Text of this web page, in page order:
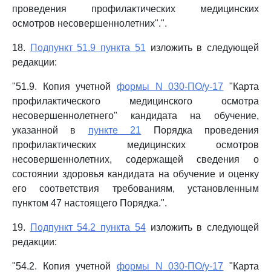
проведения профилактических медицинских
осмотров несовершеннолетних".".
18. Подпункт 51.9 пункта 51 изложить в следующей
редакции:
"51.9. Копия учетной формы N 030-ПО/у-17 "Карта
профилактического медицинского осмотра
несовершеннолетнего" кандидата на обучение,
указанной в пункте 21 Порядка проведения
профилактических медицинских осмотров
несовершеннолетних, содержащей сведения о
состоянии здоровья кандидата на обучение и оценку
его соответствия требованиям, установленным
пунктом 47 настоящего Порядка.".
19. Подпункт 54.2 пункта 54изложить в следующей
редакции:
"54.2. Копия учетной формы N 030-ПО/у-17 "Карта